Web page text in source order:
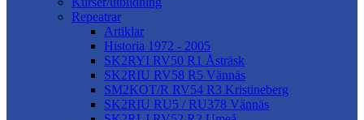
Repeatrar
Artiklar
Historia 1972 - 2005
SK2RYI RV50 R1 Åsträsk
SK2RIU RV58 R5 Vännäs
SM2KOT/R RV54 R3 Kristineberg
SK2RIU RU5 / RU378 Vännäs